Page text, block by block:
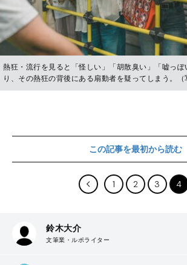
熱狂・流行を見ると「怪しい」「胡散臭い」「嘘っ
り、その熱狂の背後にある扇動者を疑ってしまう。（
この記事を最初から読む
1 2 3 4
鈴木大介
文筆業・ルポライター